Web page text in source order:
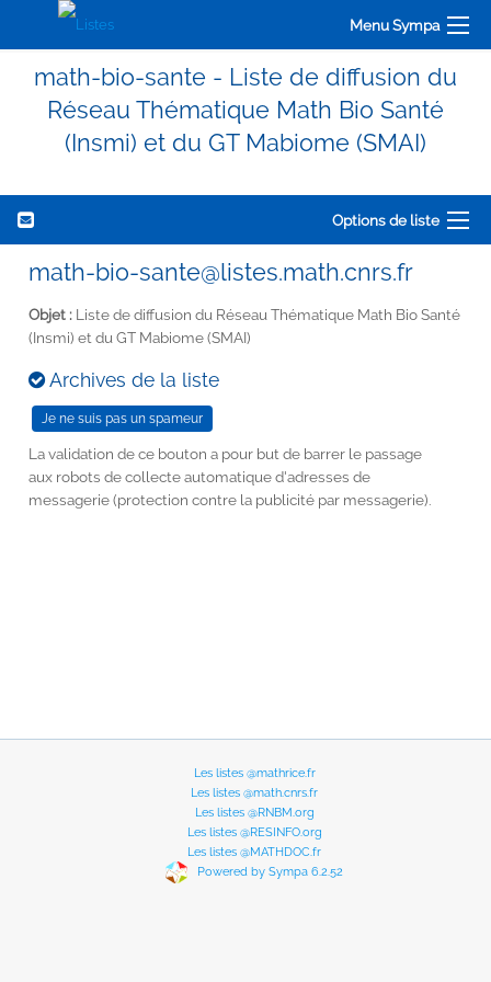
Menu Sympa
math-bio-sante - Liste de diffusion du
Réseau Thématique Math Bio Santé
(Insmi) et du GT Mabiome (SMAI)
Options de liste
math-bio-sante@listes.math.cnrs.fr
Objet : Liste de diffusion du Réseau Thématique Math Bio Santé
(Insmi) et du GT Mabiome (SMAI)
Archives de la liste
La validation de ce bouton a pour but de barrer le passage
aux robots de collecte automatique d'adresses de
messagerie (protection contre la publicité par messagerie).
Les listes @mathrice.fr
Les listes @math.cnrs.fr
Les listes @RNBM.org
Les listes @RESINFO.org
Les listes @MATHDOC.fr
Powered by Sympa 6.2.52